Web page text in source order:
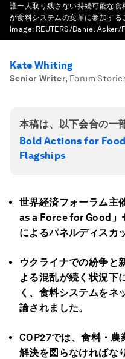
誰一人取り残さない持続可能な
が食料システムの変革に参加する
Image: REUTERS/Daniel Acker/
Kate Whiting
Senior Writer, Forum
本稿は、以下会合の一
Bold Actions for
Flagships
世界経済フォーラム
as a Force for Good」
によるパネルディスカ
ウクライナでの紛争と
よる混乱が続く状況下
く、食料システムをネ
論されました。
COP27では、食料・
解決を図らなければな